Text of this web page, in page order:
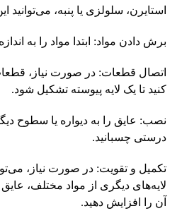
استایرن، سلولزی یا پنبه، می‌توانید
برش دادن مواد: ابتدا مواد را به
اتصال قطعات: در صورت نیاز،
کنید تا یک لایه پیوسته تشکیل شود.
نصب: عایق را به دیواره یا سطوح
درستی چسبانید.
تکمیل و تقویت: در صورت نیاز،
لایه‌های دیگری از مواد مختلف،
آن را افزایش دهید.